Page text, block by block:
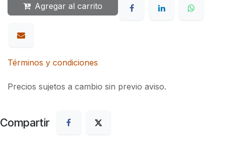
Agregar al carrito
Términos y condiciones
Precios sujetos a cambio sin previo aviso.
Compartir